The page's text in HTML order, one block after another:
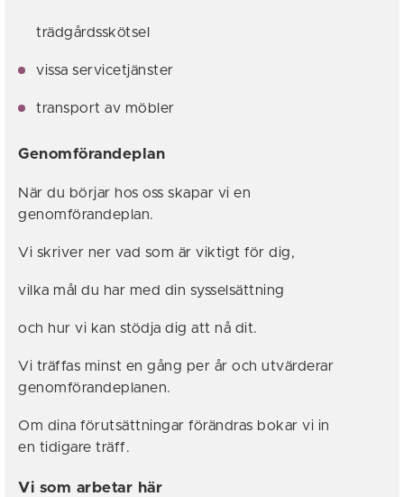
trädgårdsskötsel
vissa servicetjänster
transport av möbler
Genomförandeplan
När du börjar hos oss skapar vi en
genomförandeplan.
Vi skriver ner vad som är viktigt för dig,
vilka mål du har med din sysselsättning
och hur vi kan stödja dig att nå dit.
Vi träffas minst en gång per år och utvärderar
genomförandeplanen.
Om dina förutsättningar förändras bokar vi in
en tidigare träff.
Vi som arbetar här